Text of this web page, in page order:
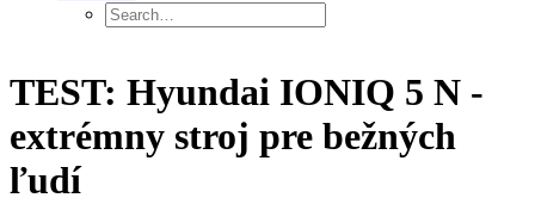
TEST: Hyundai IONIQ 5 N -
extrémny stroj pre bežných
ľudí